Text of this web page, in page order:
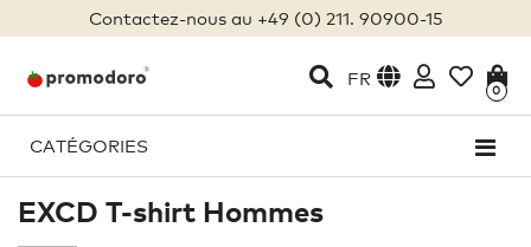
Contactez-nous au +49 (0) 211. 90900-15
FR
0
CATÉGORIES
EXCD T-shirt Hommes